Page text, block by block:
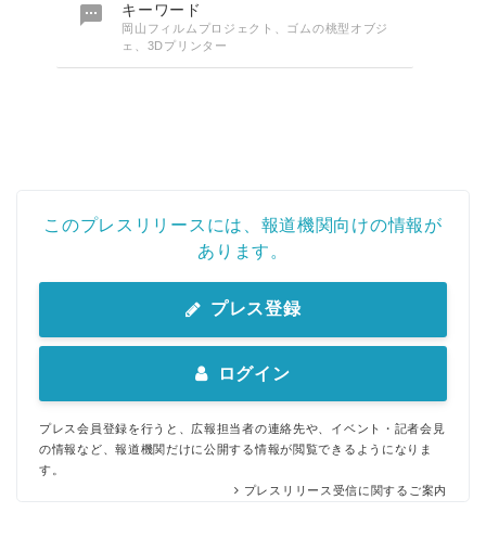
 キーワード
岡山フィルムプロジェクト、ゴムの桃型オブジ
ェ、3Dプリンター
このプレスリリースには、報道機関向けの情報が
あります。
プレス登録
ログイン
プレス会員登録を行うと、広報担当者の連絡先や、イベント・記者会見
の情報など、報道機関だけに公開する情報が閲覧できるようになりま
す。
プレスリリース受信に関するご案内